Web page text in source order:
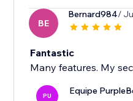
BE
Bernard984/
Fantastic
Many features. My
PU Equipe